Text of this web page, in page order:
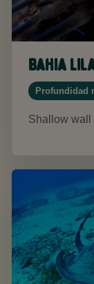
Bahia
Profundidad
Shallow wall